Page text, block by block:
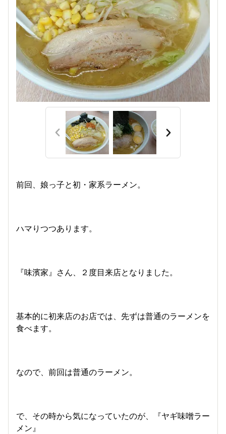
前回、娘っ子と初・家系ラーメン。
ハマりつつあります。
『味濱家』さん、２度目来店となりました。
基本的に初来店のお店では、先ずは普通のラーメンを
食べます。
なので、前回は普通のラーメン。
で、その時から気になっていたのが、『ヤギ味噌ラー
メン』